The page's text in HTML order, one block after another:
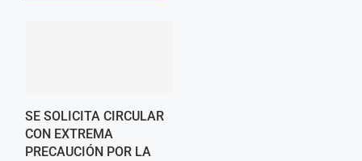
SE SOLICITA CIRCULAR
CON EXTREMA
PRECAUCIÓN POR LA